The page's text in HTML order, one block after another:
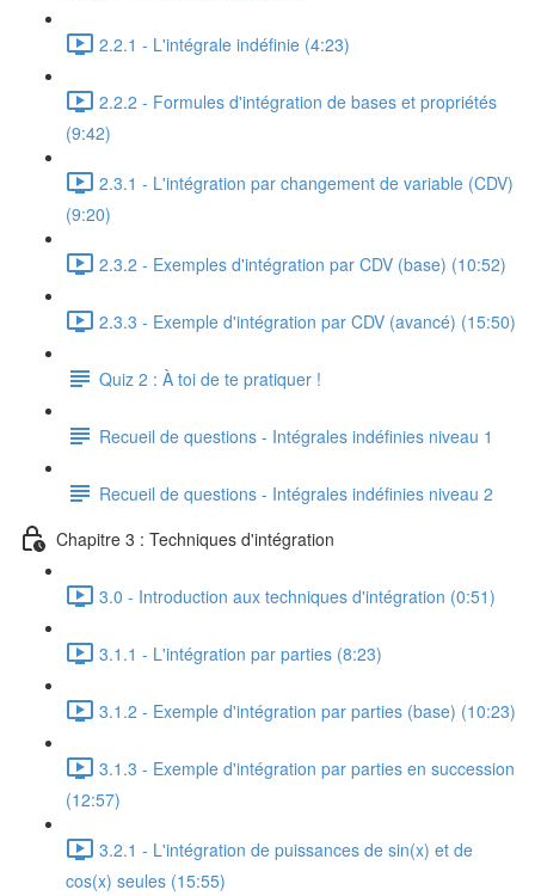
2.2.1 - L'intégrale indéfinie (4:23)
2.2.2 - Formules d'intégration de bases et propriétés
(9:42)
2.3.1 - L'intégration par changement de variable (CDV)
(9:20)
2.3.2 - Exemples d'intégration par CDV (base) (10:52)
2.3.3 - Exemple d'intégration par CDV (avancé) (15:50)
Quiz 2 : À toi de te pratiquer !
Recueil de questions - Intégrales indéfinies niveau 1
Recueil de questions - Intégrales indéfinies niveau 2
Chapitre 3 : Techniques d'intégration
3.0 - Introduction aux techniques d'intégration (0:51)
3.1.1 - L'intégration par parties (8:23)
3.1.2 - Exemple d'intégration par parties (base) (10:23)
3.1.3 - Exemple d'intégration par parties en succession
(12:57)
3.2.1 - L'intégration de puissances de sin(x) et de
cos(x) seules (15:55)